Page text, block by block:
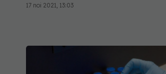
17 noi 2021, 13:03